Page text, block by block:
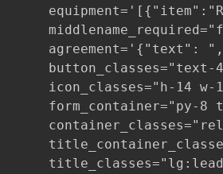
agreement='{"text":
icon_classes="h-14
form_container="py-8